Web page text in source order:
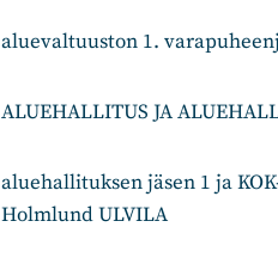
aluevaltuuston 1.
ALUEHALLITUS JA
aluehallituksen jäsen 1 ja
Holmlund ULVILA